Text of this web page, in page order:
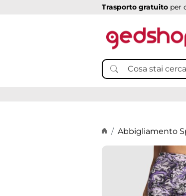
Trasporto gratuito per
Home page
Abbigliamento